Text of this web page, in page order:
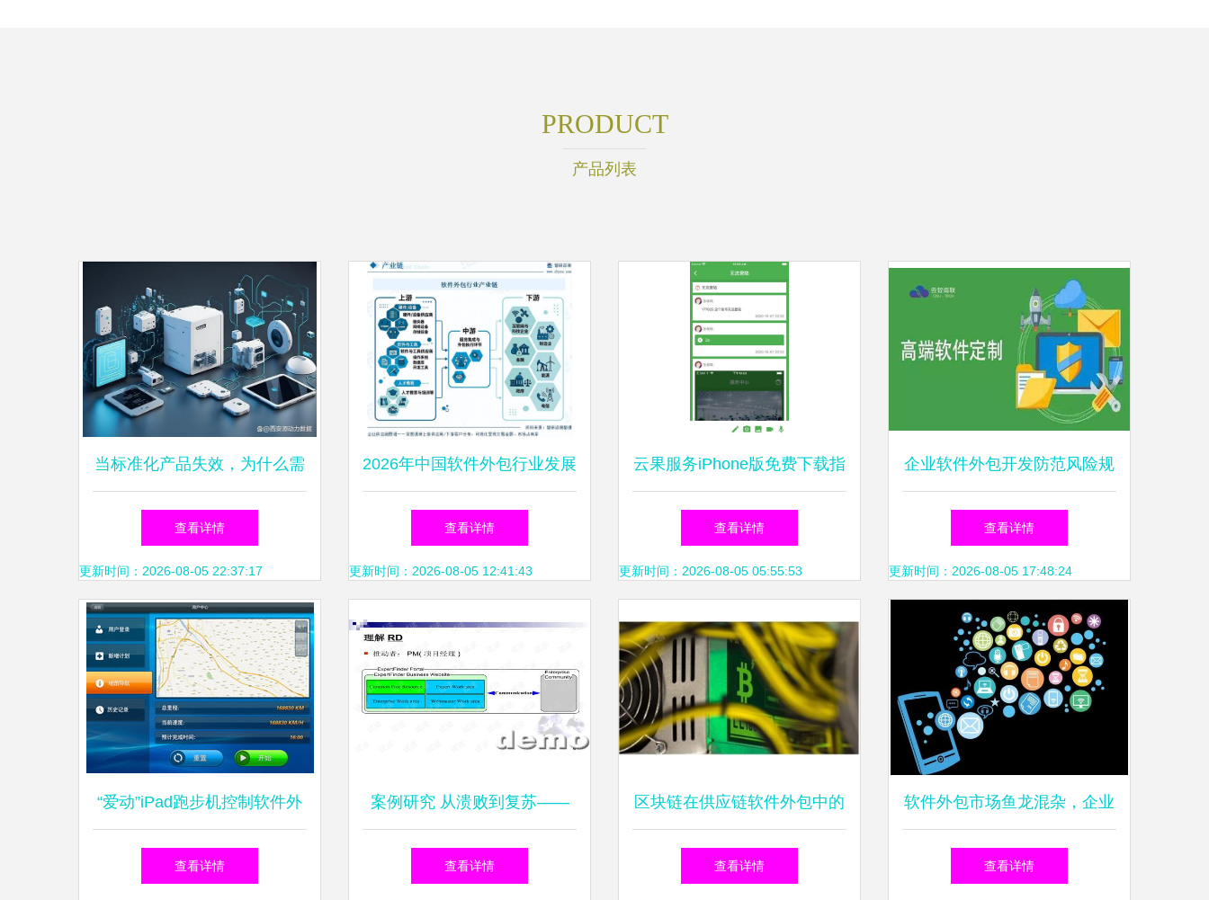
PRODUCT
产品列表
当标准化产品失效，为什么需
要软件外包来填补研发管理的
空白？
查看详情
更新时间：2026-08-05 22:37:17
2026年中国软件外包行业发展
现状与未来前景研判 行业蓬
勃发展，市场重塑升级
查看详情
更新时间：2026-08-05 12:41:43
云果服务iPhone版免费下载指
南 iOS最新版4及多特苹果应
用获取全攻略
查看详情
更新时间：2026-08-05 05:55:53
企业软件外包开发防范风险规
则
查看详情
更新时间：2026-08-05 17:48:24
“爱动”iPad跑步机控制软件外
包项目方案（基于11P模型）
查看详情
案例研究 从溃败到复苏——
欧美软件外包项目的成功密码
查看详情
区块链在供应链软件外包中的
应用潜力与挑战
查看详情
软件外包市场鱼龙混杂，企业
如何才能选到靠谱的软件外包
查看详情